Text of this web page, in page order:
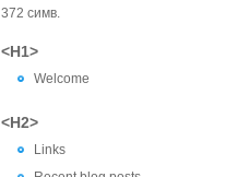
372 симв.
<H1>
Welcome
<H2>
Links